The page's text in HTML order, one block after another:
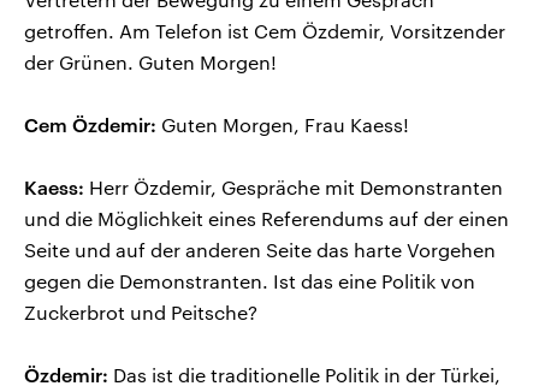
getroffen. Am Telefon ist Cem Özdemir, Vorsitzender
der Grünen. Guten Morgen!
Cem Özdemir: Guten Morgen, Frau Kaess!
Kaess: Herr Özdemir, Gespräche mit Demonstranten
und die Möglichkeit eines Referendums auf der einen
Seite und auf der anderen Seite das harte Vorgehen
gegen die Demonstranten. Ist das eine Politik von
Zuckerbrot und Peitsche?
Özdemir: Das ist die traditionelle Politik in der Türkei,